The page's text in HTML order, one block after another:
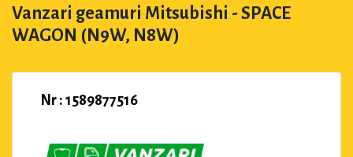
Vanzari geamuri Mitsubishi - SPACE
WAGON (N9W, N8W)
Nr : 1589877516